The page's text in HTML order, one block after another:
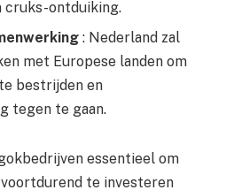
cruks-ontduiking.
: Nederland zal
met Europese landen om
bestrijden en
tegen te gaan.
essentieel om
te investeren